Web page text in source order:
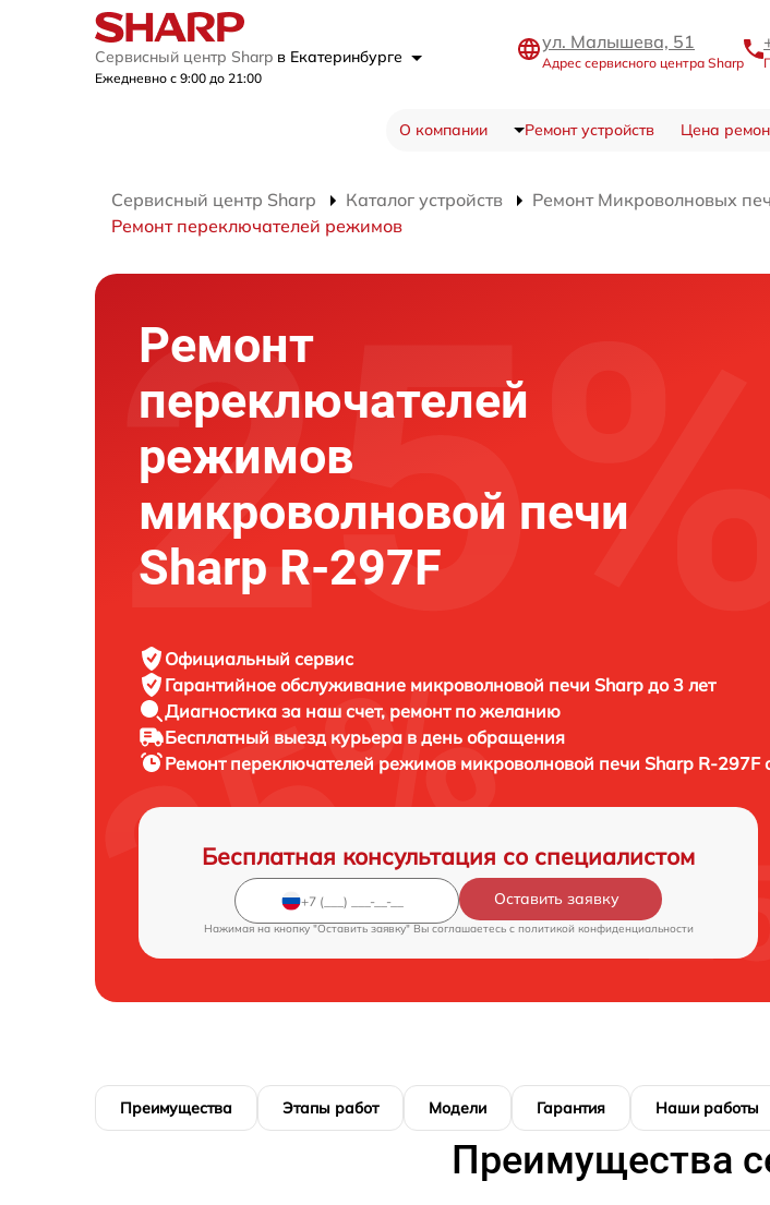
Сервисный центр Sharp в Екатеринбурге
Ежедневно с 9:00 до 21:00
ул. Малышева, 51
Адрес сервисного центра Sharp
О компании Ремонт устройств Цена
Сервисный центр Sharp Каталог устройств Ремонт Микроволновых
Ремонт переключателей режимов
Ремонт
переключателей
режимов
микроволновой печи
Sharp R-297F
Официальный сервис
Гарантийное обслуживание микроволновой печи Sharp до 3 лет
Диагностика за наш счет, ремонт по желанию
Бесплатный выезд курьера в день обращения
Ремонт переключателей режимов микроволновой печи Sharp R-297F
Бесплатная консультация со специалистом
Оставить заявку
Нажимая на кнопку "Оставить заявку" Вы соглашаетесь c политикой конфиденциальности
Преимущества Этапы работ Модели Гарантия Наши работы
Преимущества